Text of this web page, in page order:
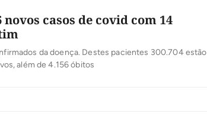
casos de covid com 14
da doença. Destes pacientes 300.704 estão
além de 4.156 óbitos